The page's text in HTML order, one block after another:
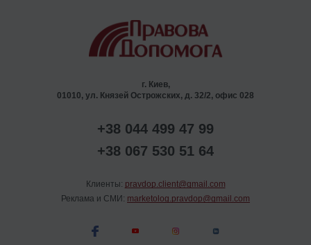
г. Киев,
01010, ул. Князей Острожских, д. 32/2, офис 028
+38 044 499 47 99
+38 067 530 51 64
Клиенты: pravdop.client@gmail.com
Реклама и СМИ: marketolog.pravdop@gmail.com